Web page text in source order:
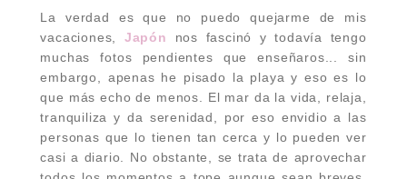
La verdad es que no puedo quejarme de mis
vacaciones, Japón
nos fascinó y todavía tengo
muchas fotos pendientes que enseñaros... sin
embargo, apenas he pisado la playa y eso es lo
que más echo de menos. El mar da la vida, relaja,
tranquiliza y da serenidad, por eso envidio a las
personas que lo tienen tan cerca y lo pueden ver
casi a diario. No obstante, se trata de aprovechar